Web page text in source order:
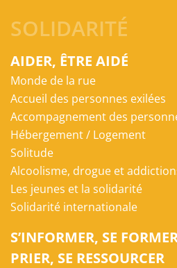
SOLIDARITÉ
AIDER, ÊTRE AIDÉ
Monde de la rue
Accueil des personnes exilées
Accompagnement des
Hébergement / Logement
Solitude
Alcoolisme, drogue et
Les jeunes et la solidarité
Solidarité internationale
S’INFORMER, SE
PRIER, SE RESSOURCER